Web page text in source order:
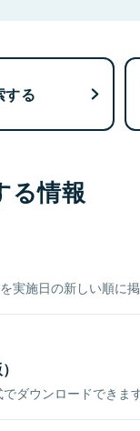
する
る情報
実施日の新しい順に掲
ダウンロードできます